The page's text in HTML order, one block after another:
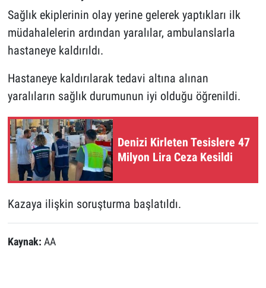
Sağlık ekiplerinin olay yerine gelerek yaptıkları ilk
müdahalelerin ardından yaralılar, ambulanslarla
hastaneye kaldırıldı.
Hastaneye kaldırılarak tedavi altına alınan
yaralıların sağlık durumunun iyi olduğu öğrenildi.
Denizi Kirleten Tesislere 47
Milyon Lira Ceza Kesildi
Kazaya ilişkin soruşturma başlatıldı.
Kaynak: AA